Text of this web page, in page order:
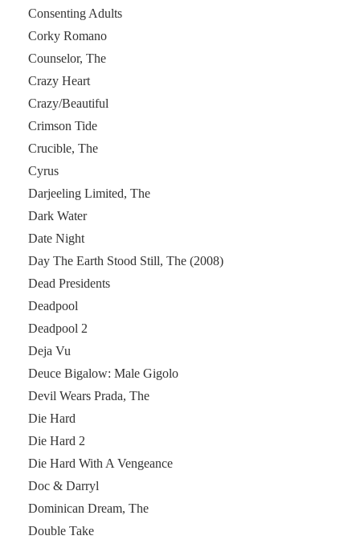
Consenting Adults
Corky Romano
Counselor, The
Crazy Heart
Crazy/Beautiful
Crimson Tide
Crucible, The
Cyrus
Darjeeling Limited, The
Dark Water
Date Night
Day The Earth Stood Still, The (2008)
Dead Presidents
Deadpool
Deadpool 2
Deja Vu
Deuce Bigalow: Male Gigolo
Devil Wears Prada, The
Die Hard
Die Hard 2
Die Hard With A Vengeance
Doc & Darryl
Dominican Dream, The
Double Take